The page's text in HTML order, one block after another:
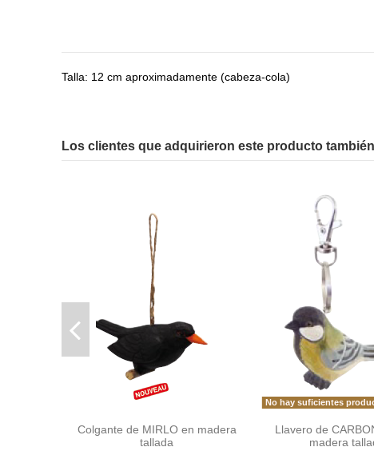
Talla: 12 cm aproximadamente (cabeza-cola)
Los clientes que adquirieron este producto
Colgante de MIRLO en madera
tallada
No hay suficientes
Llavero de
madera